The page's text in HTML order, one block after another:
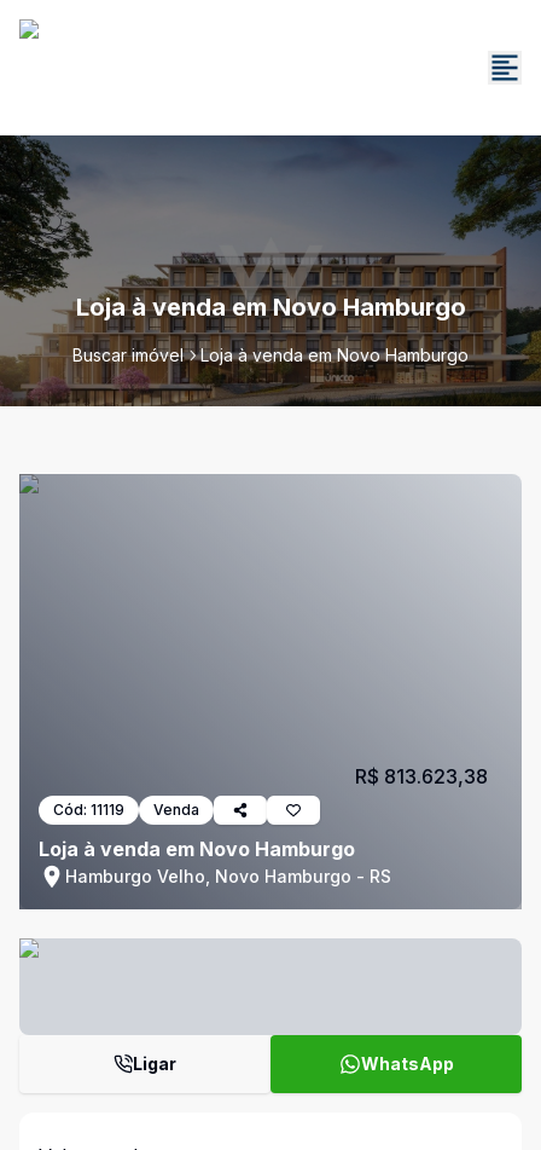
Loja à venda em Novo Hamburgo
Buscar imóvel Loja à venda em Novo Hamburgo
Cód: 11119 Venda
Loja à venda em Novo Hamburgo
Hamburgo Velho, Novo Hamburgo - RS
R$ 813.623,38
Ligar WhatsApp